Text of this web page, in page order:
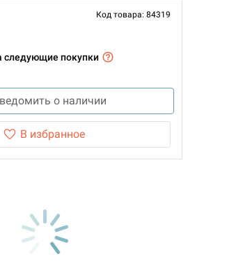
Код товара: 84319
следующие покупки
о наличии
В избранное